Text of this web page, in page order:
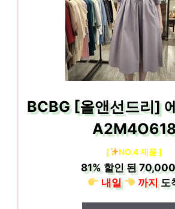
BCBG [올앤선드리]
[ NO.4 제품 ]
81%할인 된
내일
까지도